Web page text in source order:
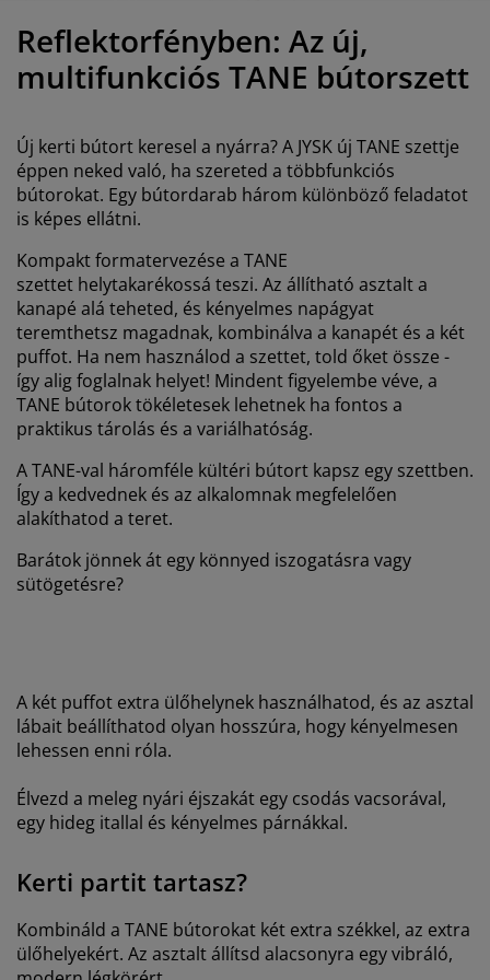
matracok
kiegészítők
Reflektorfényben: Az új,
multifunkciós TANE bútorszett
Új kerti bútort keresel a nyárra? A JYSK új TANE szettje
éppen neked való, ha szereted a többfunkciós
bútorokat. Egy bútordarab három különböző feladatot
is képes ellátni.
Kompakt formatervezése a TANE
szettet helytakarékossá teszi. Az állítható asztalt a
kanapé alá teheted, és kényelmes napágyat
teremthetsz magadnak, kombinálva a kanapét és a két
puffot. Ha nem használod a szettet, told őket össze -
így alig foglalnak helyet! Mindent figyelembe véve, a
TANE bútorok tökéletesek lehetnek ha fontos a
praktikus tárolás és a variálhatóság.
A TANE-val háromféle kültéri bútort kapsz egy szettben.
Így a kedvednek és az alkalomnak megfelelően
alakíthatod a teret.
Barátok jönnek át egy könnyed iszogatásra vagy
sütögetésre?
A két puffot extra ülőhelynek használhatod, és az asztal
lábait beállíthatod olyan hosszúra, hogy kényelmesen
lehessen enni róla.
Élvezd a meleg nyári éjszakát egy csodás vacsorával,
egy hideg itallal és kényelmes párnákkal.
Kerti partit tartasz?
Kombináld a TANE bútorokat két extra székkel, az extra
ülőhelyekért. Az asztalt állítsd alacsonyra egy vibráló,